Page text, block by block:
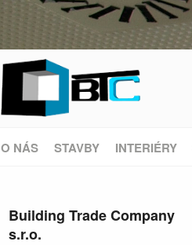
O NÁS STAVBY INTERIÉRY
Building Trade Company
s.r.o.